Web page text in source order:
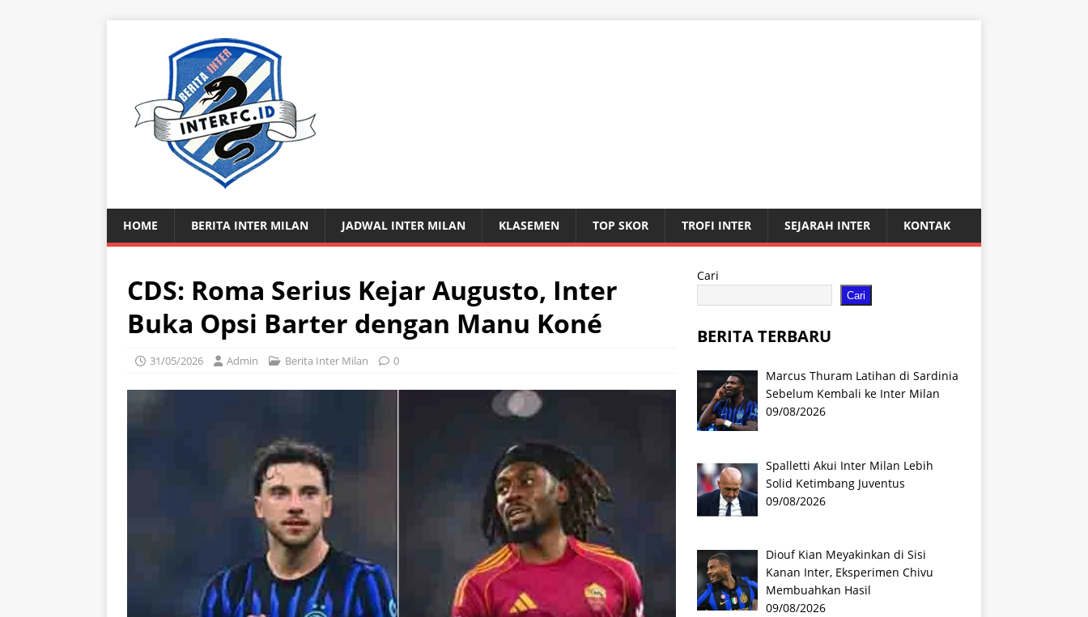
HOME BERITA INTER MILAN JADWAL INTER MILAN KLASEMEN TOP SKOR TROFI INTER SEJARAH INTER KONTAK
CDS: Roma Serius Kejar Augusto, Inter
Buka Opsi Barter dengan Manu Koné
31/05/2026 Admin Berita Inter Milan 0
Cari
Cari
BERITA TERBARU
Marcus Thuram Latihan di Sardinia
Sebelum Kembali ke Inter Milan
09/08/2026
Spalletti Akui Inter Milan Lebih
Solid Ketimbang Juventus
09/08/2026
Diouf Kian Meyakinkan di Sisi
Kanan Inter, Eksperimen Chivu
Membuahkan Hasil
09/08/2026